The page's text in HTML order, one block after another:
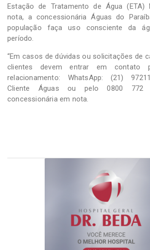
Estação de Tratamento de Água (ETA)
nota, a concessionária Águas do
população faça uso consciente da
período.
“Em casos de dúvidas ou solicitações de
clientes devem entrar em contato
relacionamento: WhatsApp: (21)
Cliente Águas ou pelo 0800 772
concessionária em nota.